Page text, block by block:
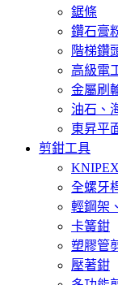
鋸條
鑽石膏
階梯鑽
高級電
金屬刷
油石、
東昇平
剪鉗工具
全螺牙
輕鋼架
卡簧鉗
塑膠管
壓著鉗